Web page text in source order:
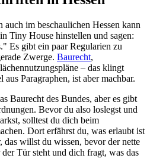
auch im beschaulichen Hessen kann
Tiny House hinstellen und sagen:
Es gibt ein paar Regularien zu
Zwerge. Baurecht,
– das klingt
Paragraphen, ist aber machbar.
Baurecht des Bundes, aber es gibt
Bevor du also loslegst und
solltest du dich beim
Dort erfährst du, was erlaubt ist
willst du wissen, bevor der nette
Tür steht und dich fragt, was das